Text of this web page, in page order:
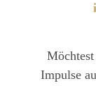
Impulse